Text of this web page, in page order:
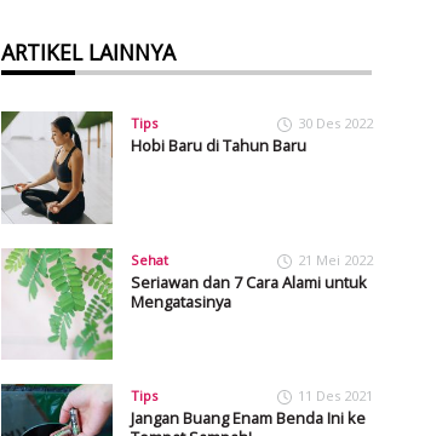
ARTIKEL LAINNYA
Tips 30 Des 2022
Hobi Baru di Tahun Baru
Sehat 21 Mei 2022
Seriawan dan 7 Cara Alami untuk
Mengatasinya
Tips 11 Des 2021
Jangan Buang Enam Benda Ini ke